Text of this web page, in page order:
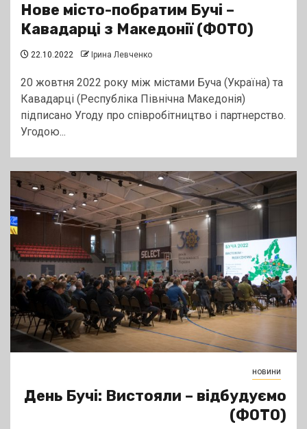
Нове місто-побратим Бучі –
Кавадарці з Македонії (ФОТО)
22.10.2022 Ірина Левченко
20 жовтня 2022 року між містами Буча (Україна) та
Кавадарці (Республіка Північна Македонія)
підписано Угоду про співробітництво і партнерство.
Угодою...
новини
День Бучі: Вистояли – відбудуємо
(ФОТО)